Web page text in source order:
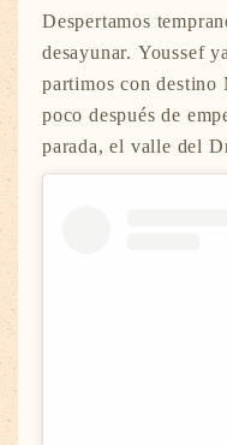
Despertamos
desayunar. Youssef
partimos con destino
poco después de
parada, el valle del